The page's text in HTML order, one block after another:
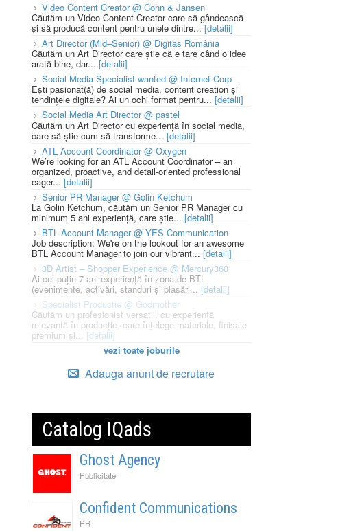
Video Content Creator @ Cohn & Jansen
Căutăm un Video Content Creator care să gândească
și să producă content pentru unele dintre... [detalii]
Art Director (Mid–Senior) @ Digitas România
Căutăm un Art Director care știe că e tare când o idee
arată bine, dar... [detalii]
Social Media Specialist wanted @ Internet Corp
Ești pasionat(ă) de social media, content creation și
tendințele digitale? Ai un ochi format pentru... [detalii]
Social Media Art Director @ pastel
Căutăm un Art Director cu experiență în social media,
care să știe cum să transforme... [detalii]
ATL Account Coordinator @ Oxygen
We’re looking for an ATL Account Coordinator – an
organized, proactive, and detail-oriented professional
eager... [detalii]
Senior PR Manager @ Golin Ketchum
La Golin Ketchum, căutăm un Senior PR Manager cu
minimum 5 ani experiență, care știe... [detalii]
BTL Account Manager @ YES Communication
Job description: We're on the lookout for an awesome
BTL Account Manager to join our vibrant... [detalii]
3D Artist – Shopper Experience @ Mercury360
Ai cel puțin 7 ani experiență în zona de BTL
(evenimente, activări, standuri și plasări... [detalii]
Specialist Productie @ Godmother
Căutăm un profesionist versatil, cu experiență
relevantă în producție, care înțelege materiale, finisaje
premium și... [detalii]
vezi toate joburile
Adauga anunt de recrutare
Catalog IQads
Ghost Agency
Publicitate
Confident Communications
PR